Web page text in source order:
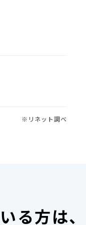
※リネット調べ
る方は、